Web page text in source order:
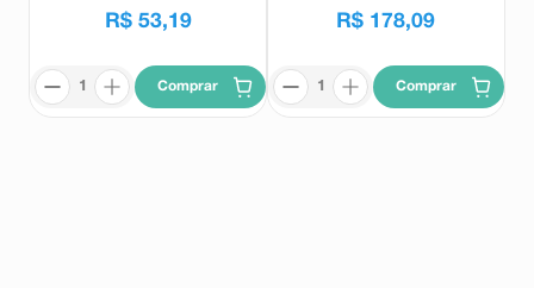
R$ 53,19
Comprar
R$ 178,09
Comprar